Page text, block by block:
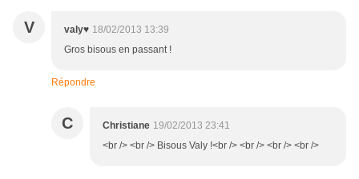
V valy♥ 18/02/2013 13:39
Gros bisous en passant !
Répondre
C Christiane 19/02/2013 23:41
<br /> <br /> Bisous Valy !<br /> <br /> <br /> <br />